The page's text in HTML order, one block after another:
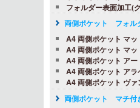
フォルダー表面加工(
両側ポケット フォル
A4 両側ポケット マ
A4 両側ポケット マ
A4 両側ポケット ア
A4 両側ポケット ア
A4 両側ポケット ヴ
両側ポケット マチ付